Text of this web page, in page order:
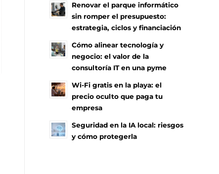
Renovar el parque informático
sin romper el presupuesto:
estrategia, ciclos y financiación
Cómo alinear tecnología y
negocio: el valor de la
consultoría IT en una pyme
Wi-Fi gratis en la playa: el
precio oculto que paga tu
empresa
Seguridad en la IA local: riesgos
y cómo protegerla